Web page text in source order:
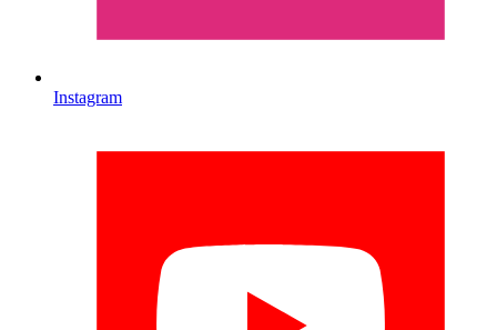
Instagram